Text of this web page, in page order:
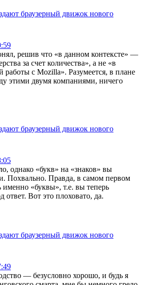
браузерный движок нового
решив что «в данном контексте» —
за счет количества», а не «в
работы с Mozilla». Разумеется, в плане
этими двумя компаниями, ничего
браузерный движок нового
однако «букв» на «знаков» вы
Похвально. Правда, в самом первом
именно «буквы», т.е. вы теперь
ответ. Вот это плоховато, да.
браузерный движок нового
— безусловно хорошо, и будь я